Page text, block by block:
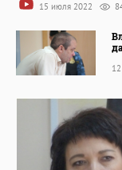
15 июля 2022